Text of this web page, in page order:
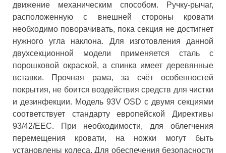
движение механическим способом. Ручку-рычаг,
расположенную с внешней стороны кровати
необходимо поворачивать, пока секция не достигнет
нужного угла наклона. Для изготовления данной
двухсекционной модели применяется сталь с
порошковой окраской, а спинка имеет деревянные
вставки. Прочная рама, за счёт особенностей
покрытия, не боится воздействия средств для чистки
и дезинфекции. Модель 93V OSD с двумя секциями
соответствует стандарту европейской Директивы
93/42/EEC. При необходимости, для облегчения
перемещения кровати, на ножки могут быть
установлены колеса. Для обеспечения безопасности